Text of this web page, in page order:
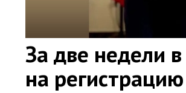
За две недели
на